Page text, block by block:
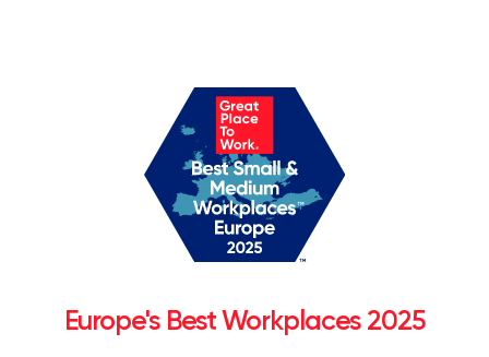
Europe's Best Workplaces 2025